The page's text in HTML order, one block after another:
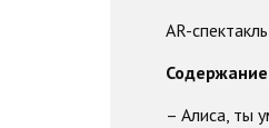
AR-спектакль
Содержание
– Алиса, ты